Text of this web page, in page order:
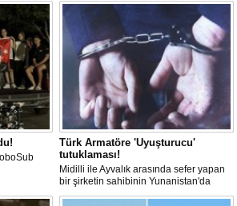
Türk Armatöre 'Uyuşturucu'
tutuklaması!
Midilli ile Ayvalık arasında sefer yapan
bir şirketin sahibinin Yunanistan'da
tutuklandığı bildirildi.